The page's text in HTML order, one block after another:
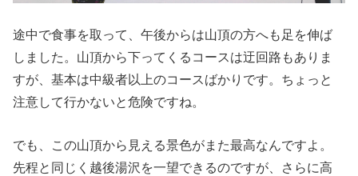
途中で食事を取って、午後からは山頂の方へも足を伸ば
しました。山頂から下ってくるコースは迂回路もありま
すが、基本は中級者以上のコースばかりです。ちょっと
注意して行かないと危険ですね。
でも、この山頂から見える景色がまた最高なんですよ。
先程と同じく越後湯沢を一望できるのですが、さらに高